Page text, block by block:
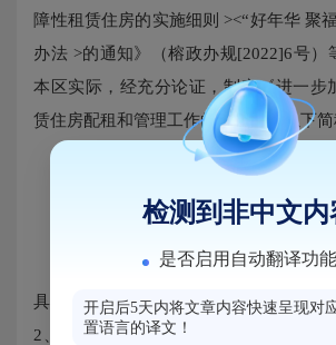
障性租赁住房的实施细则 ><“好年华 聚
办法 >的通知》（榕政办规[2022]6号）
本区实际，经充分论证，制定《进一步
赁住房配租和管理工作的方案》（以下
《方案》分为6个部分。
第一部分：调整保障范围。1、保障
具有马尾区户籍和非马尾区户籍，其申
2、在申请之日前3年内有住房交易记录
检测到非中文内
是否启用自动翻译功
开启后5天内将文章内容快速呈现对
置语言的译文！